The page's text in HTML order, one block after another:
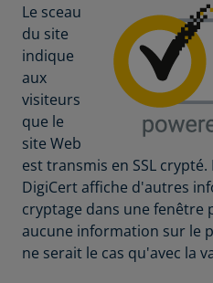
Le sceau
du site
indique
aux
visiteurs
que le
site Web
est transmis en SSL
DigiCert affiche d'autres
cryptage dans une fenêtre
aucune information sur le
ne serait le cas qu'avec la